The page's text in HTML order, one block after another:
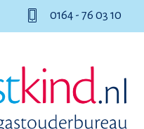
0164 - 76 03 10